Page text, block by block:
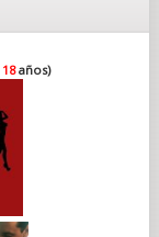
18años)